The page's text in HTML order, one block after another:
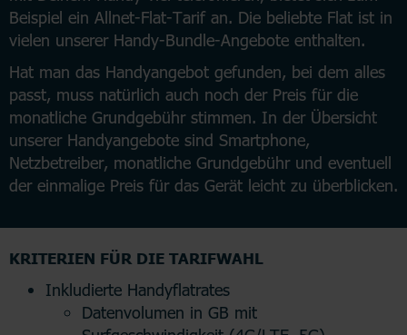
Beispiel ein Allnet-Flat-Tarif an. Die beliebte Flat ist in
vielen unserer Handy-Bundle-Angebote enthalten.
Hat man das Handyangebot gefunden, bei dem alles
passt, muss natürlich auch noch der Preis für die
monatliche Grundgebühr stimmen. In der Übersicht
unserer Handyangebote sind Smartphone,
Netzbetreiber, monatliche Grundgebühr und eventuell
der einmalige Preis für das Gerät leicht zu überblicken.
KRITERIEN FÜR DIE TARIFWAHL
Inkludierte Handyflatrates
Datenvolumen in GB mit